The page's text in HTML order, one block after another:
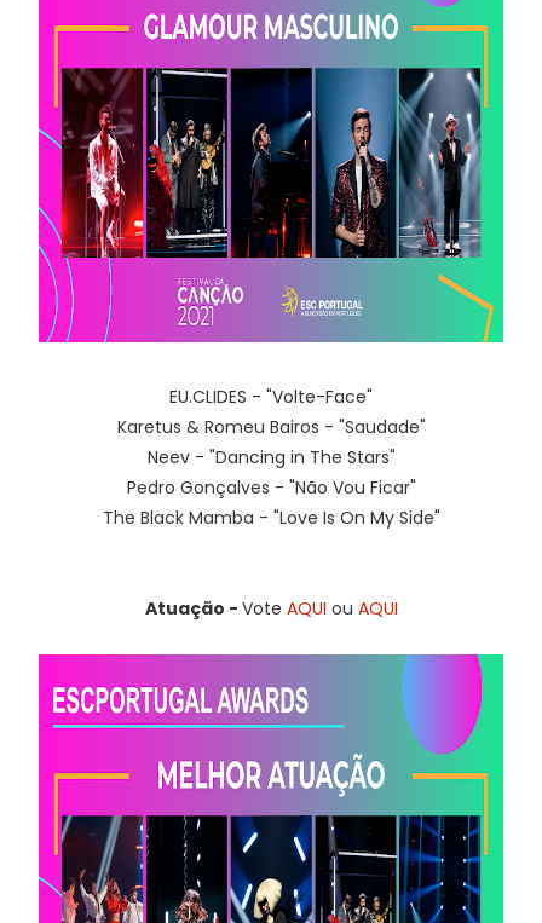
EU.CLIDES - "Volte-Face"
Karetus & Romeu Bairos - "Saudade"
Neev - "Dancing in The Stars"
Pedro Gonçalves - "Não Vou Ficar"
The Black Mamba - "Love Is On My Side"
Atuação - Vote AQUI ou AQUI